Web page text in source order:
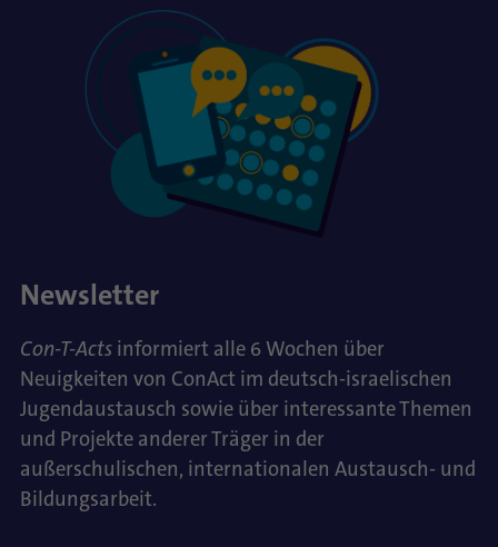
Newsletter
Con-T-Acts informiert alle 6 Wochen über
Neuigkeiten von ConAct im deutsch-israelischen
Jugendaustausch sowie über interessante Themen
und Projekte anderer Träger in der
außerschulischen, internationalen Austausch- und
Bildungsarbeit.